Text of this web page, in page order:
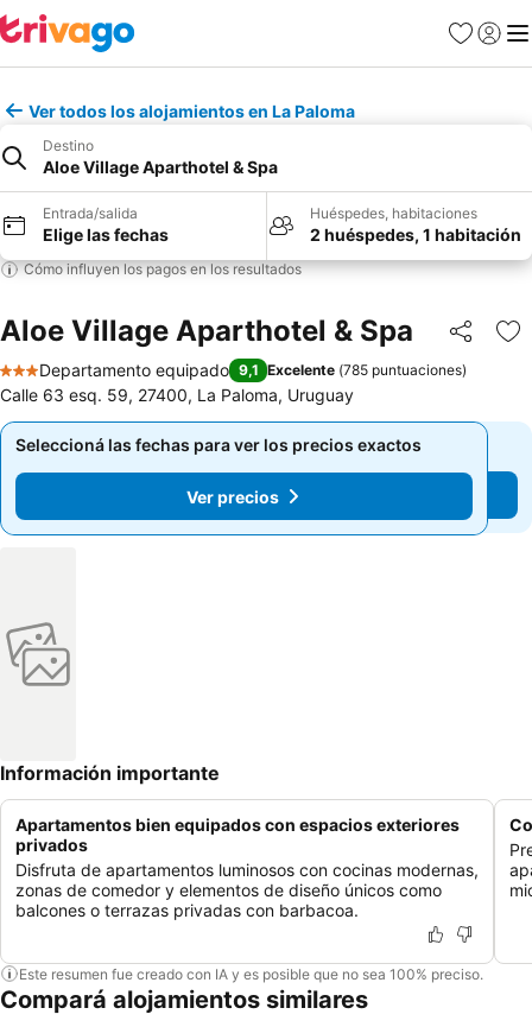
Favoritos
Iniciar
Ver todos los alojamientos en La Paloma
Destino
Aloe Village Aparthotel & Spa
Entrada/salida
Elige las fechas
Huéspedes, habitaciones
2 huéspedes, 1 habitación
Cómo influyen los pagos en los resultados
Aloe Village Aparthotel & Spa Compartir
3 Estrellas
Departamento equipado 9,1 Excelente (785 puntuaciones)
Calle 63 esq. 59, 27400, La Paloma, Uruguay
Seleccioná las fechas para ver los precios exactos
Ver precios
Seleccioná las fechas para ver los precios exactos
Ver precios
Información importante
Apartamentos bien equipados con espacios exteriores
privados
Disfruta de apartamentos luminosos con cocinas modernas,
zonas de comedor y elementos de diseño únicos como
balcones o terrazas privadas con barbacoa.
Este resumen fue creado con IA y es posible que no sea 100% preciso.
Compará alojamientos similares